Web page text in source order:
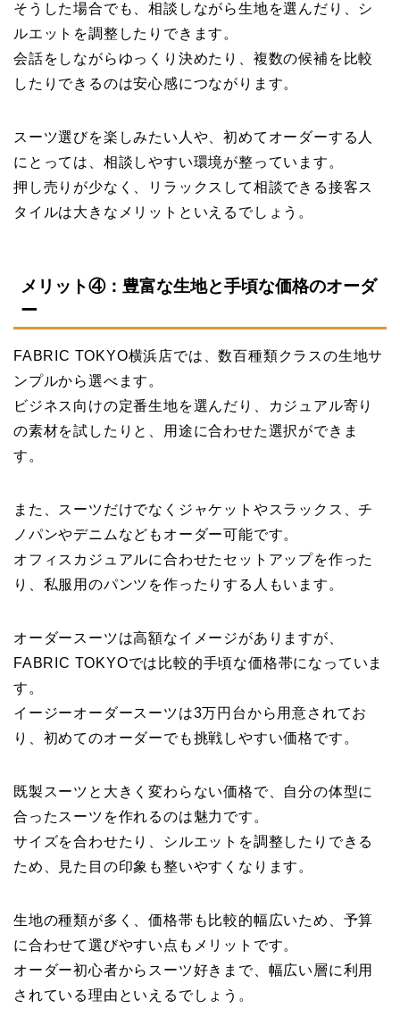
そうした場合でも、相談しながら生地を選んだり、シ
ルエットを調整したりできます。
会話をしながらゆっくり決めたり、複数の候補を比較
したりできるのは安心感につながります。
スーツ選びを楽しみたい人や、初めてオーダーする人
にとっては、相談しやすい環境が整っています。
押し売りが少なく、リラックスして相談できる接客ス
タイルは大きなメリットといえるでしょう。
メリット④：豊富な生地と手頃な価格のオーダ
ー
FABRIC TOKYO横浜店では、数百種類クラスの生地サ
ンプルから選べます。
ビジネス向けの定番生地を選んだり、カジュアル寄り
の素材を試したりと、用途に合わせた選択ができま
す。
また、スーツだけでなくジャケットやスラックス、チ
ノパンやデニムなどもオーダー可能です。
オフィスカジュアルに合わせたセットアップを作った
り、私服用のパンツを作ったりする人もいます。
オーダースーツは高額なイメージがありますが、
FABRIC TOKYOでは比較的手頃な価格帯になっていま
す。
イージーオーダースーツは3万円台から用意されてお
り、初めてのオーダーでも挑戦しやすい価格です。
既製スーツと大きく変わらない価格で、自分の体型に
合ったスーツを作れるのは魅力です。
サイズを合わせたり、シルエットを調整したりできる
ため、見た目の印象も整いやすくなります。
生地の種類が多く、価格帯も比較的幅広いため、予算
に合わせて選びやすい点もメリットです。
オーダー初心者からスーツ好きまで、幅広い層に利用
されている理由といえるでしょう。